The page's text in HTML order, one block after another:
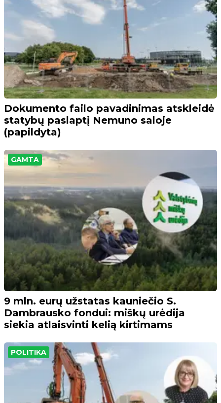
Dokumento failo pavadinimas atskleidė
statybų paslaptį Nemuno saloje
(papildyta)
GAMTA
9 mln. eurų užstatas kauniečio S.
Dambrausko fondui: miškų urėdija
siekia atlaisvinti kelią kirtimams
POLITIKA